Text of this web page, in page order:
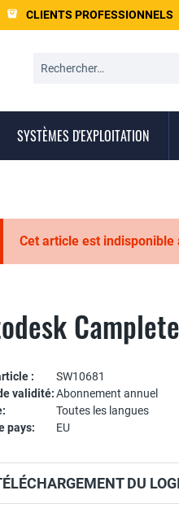
CLIENTS PROFESSIONNELS
SYSTÈMES D'EXPLOITATION
Cet article est indisponible
:
SW10681
validité:Abonnement annuel
Toutes les langues
pays:
EU
DU